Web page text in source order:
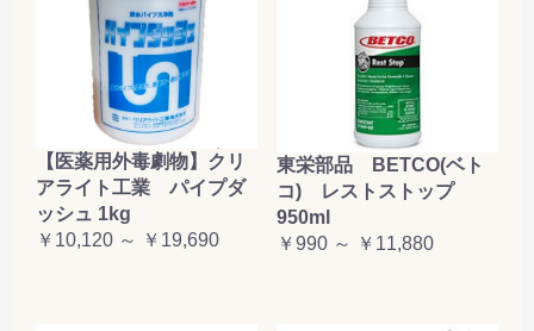
【医薬用外毒劇物】クリ
アライト工業 パイプダ
ッシュ 1kg
￥10,120 ～ ￥19,690
東栄部品 BETCO(ベト
コ) レストストップ
950ml
￥990 ～ ￥11,880